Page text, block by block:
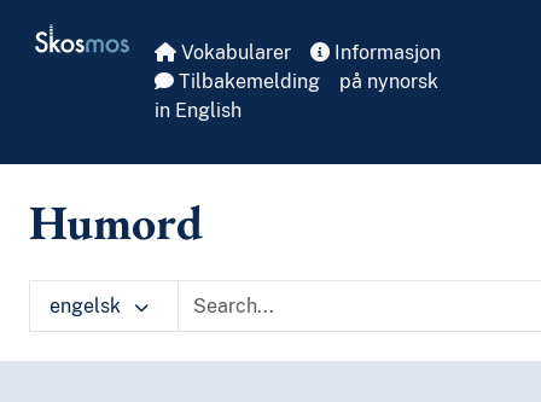
Skosmos Vokabularer
Informasjon
Tilbakemelding
på nynorsk
in English
Humord
engelsk